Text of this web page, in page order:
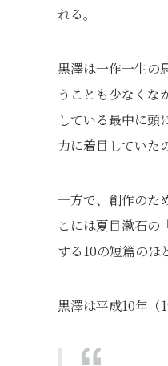
れる。
黒澤は一作一生の
うことも少なくな
している最中に頭
力に着目していた
一方で、創作のた
こには夏目漱石の
する10の短篇のほ
黒澤は平成10年（